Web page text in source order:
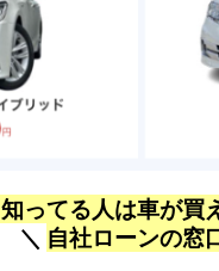
知ってる人は車が買
＼ 自社ローンの窓